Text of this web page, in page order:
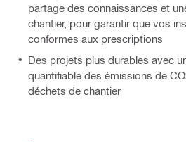
partage des connaissances et
chantier, pour garantir que vos
conformes aux prescriptions
Des projets plus durables avec
quantifiable des émissions de
déchets de chantier